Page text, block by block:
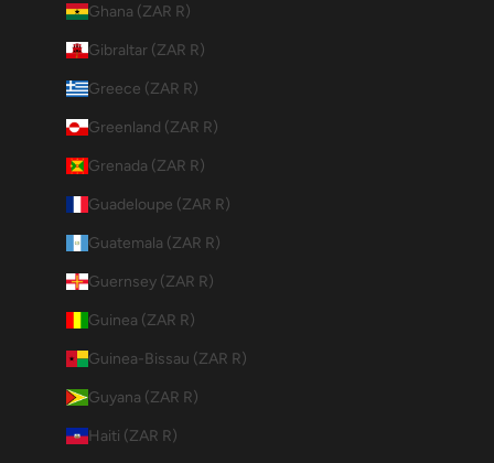
Ghana (ZAR R)
Gibraltar (ZAR R)
Greece (ZAR R)
Greenland (ZAR R)
Grenada (ZAR R)
Guadeloupe (ZAR R)
Guatemala (ZAR R)
Guernsey (ZAR R)
Guinea (ZAR R)
Guinea-Bissau (ZAR R)
Guyana (ZAR R)
Haiti (ZAR R)